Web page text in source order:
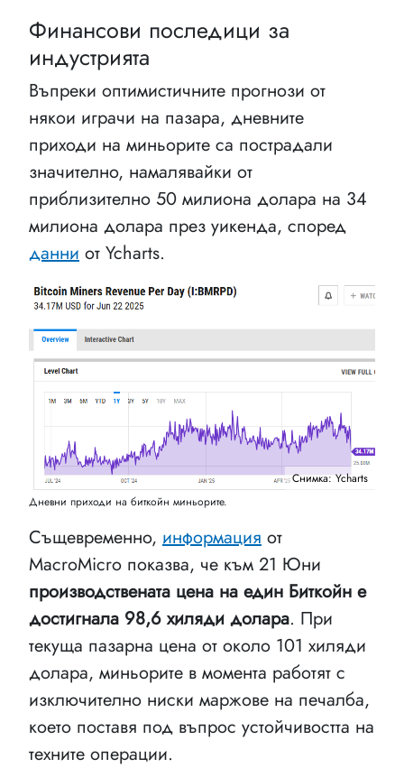
Финансови последици за
индустрията
Въпреки оптимистичните прогнози от
някои играчи на пазара, дневните
приходи на миньорите са пострадали
значително, намалявайки от
приблизително 50 милиона долара на 34
милиона долара през уикенда, според
данни от Ycharts.
Снимка: Ycharts
Дневни приходи на биткойн миньорите.
Същевременно, информация от
MacroMicro показва, че към 21 Юни
производствената цена на един Биткойн е
достигнала 98,6 хиляди долара. При
текуща пазарна цена от около 101 хиляди
долара, миньорите в момента работят с
изключително ниски маржове на печалба,
което поставя под въпрос устойчивостта на
техните операции.